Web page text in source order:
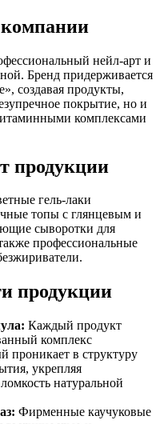
нейл-арт и
Бренд придерживается
создавая продукты,
покрытие, но и
комплексами
продукции
гель-лаки
топы с глянцевым и
сыворотки для
профессиональные
продукции
Каждый продукт
комплекс
проникает в структуру
укрепляя
натуральной
Фирменные каучуковые